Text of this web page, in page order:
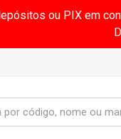
ou PIX em